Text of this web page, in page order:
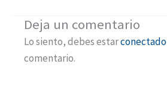
Deja un comentario
Lo siento, debes estarconectado
comentario.